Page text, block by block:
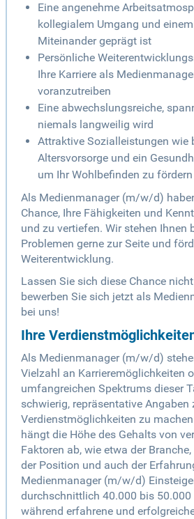
Eine angenehme
kollegialem Umgang und
Miteinander geprägt ist
Persönliche
Ihre Karriere als
voranzutreiben
Eine abwechslungsreiche,
niemals langweilig wird
Attraktive Sozialleistungen wie
Altersvorsorge und ein
um Ihr Wohlbefinden zu fördern
Als Medienmanager (m/w/d)
Chance, Ihre Fähigkeiten und
und zu vertiefen. Wir stehen Ihnen
Problemen gerne zur Seite und
Weiterentwicklung.
Lassen Sie sich diese Chance
bewerben Sie sich jetzt als
bei uns!
Ihre
Als Medienmanager (m/w/d)
Vielzahl an Karrieremöglichkeiten
umfangreichen Spektrums dieser
schwierig, repräsentative Angaben
Verdienstmöglichkeiten zu
hängt die Höhe des Gehalts von
Faktoren ab, wie etwa der
der Position und auch der
Medienmanager (m/w/d)
durchschnittlich 40.000 bis 50.000
während erfahrene und